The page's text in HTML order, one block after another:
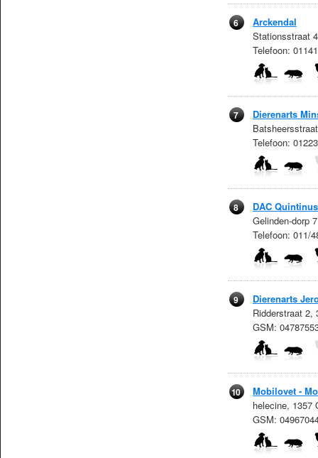
6
Arckendal
Stationsstraat
Telefoon:
7
Dierenarts
Telefoon:
8
DAC Quintinus
Gelinden-dorp
Telefoon: 011/
9
Dierenarts
Ridderstraat 2,
GSM:
10
Mobilovet -
helecine, 1357
GSM: